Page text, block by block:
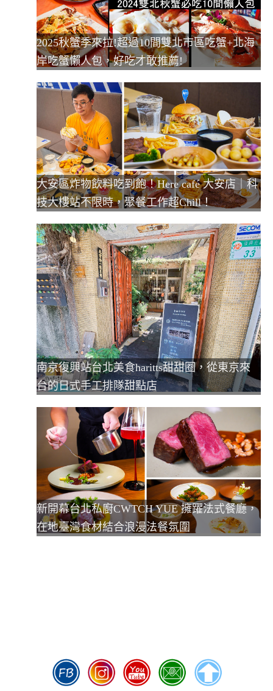
2025秋蟹季來拉!超過10間雙北市區吃蟹+北海
岸吃蟹懶人包，好吃才敢推薦!
大安區炸物飲料吃到飽！Here café 大安店｜科
技大樓站不限時，聚餐工作超Chill！
南京復興站台北美食haritts甜甜圈，從東京來
台的日式手工排隊甜點店
新開幕台北私廚CWTCH YUE 擁躍法式餐廳，
在地臺灣食材結合浪漫法餐氛圍